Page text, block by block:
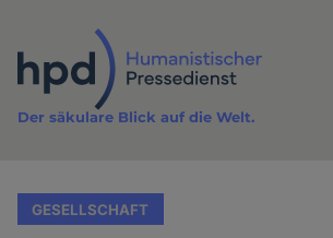
Inhalt
Der säkulare Blick auf die Welt.
GESELLSCHAFT